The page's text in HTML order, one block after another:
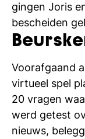
gingen Joris
bescheiden
Voorafgaand
virtueel spel
20 vragen
werd getest
nieuws,